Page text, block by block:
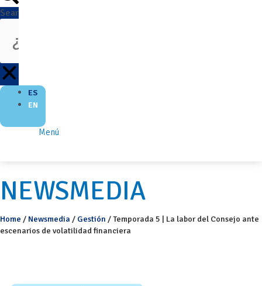
Search
ES
EN
Menú
NEWSMEDIA
Home / Newsmedia / Gestión /Temporada 5 | La labor del Consejo ante
escenarios de volatilidad financiera